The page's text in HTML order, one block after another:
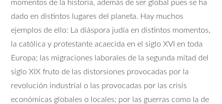
momentos de la historia, además de ser global pues se ha
dado en distintos lugares del planeta. Hay muchos
ejemplos de ello: La diáspora judía en distintos momentos,
la católica y protestante acaecida en el siglo XVI en toda
Europa; las migraciones laborales de la segunda mitad del
siglo XIX fruto de las distorsiones provocadas por la
revolución industrial o las provocadas por las crisis
económicas globales o locales; por las guerras como la de